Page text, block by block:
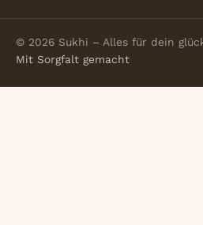
© 2026 Sukhi – Alles für dein
Mit Sorgfalt gemacht